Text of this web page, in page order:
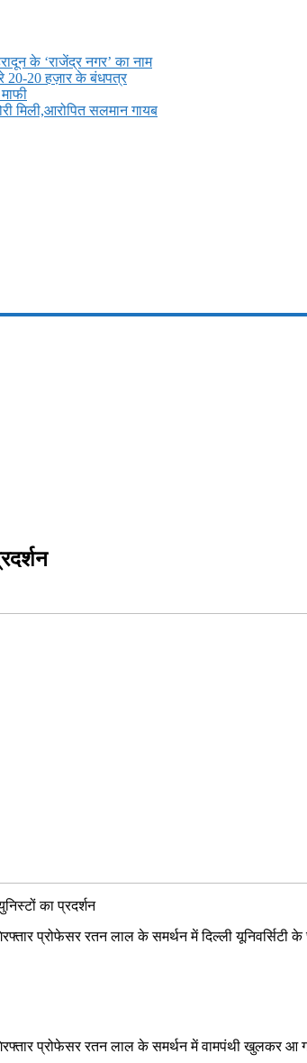
के ‘राजेंद्र नगर’ का नाम
20-20 हज़ार के बंधपत्र
मिली,आरोपित सलमान गायब
का प्रदर्शन
प्रोफेसर रतन लाल के समर्थन में दिल्ली
प्रोफेसर रतन लाल के समर्थन में वामपंथी खुलकर